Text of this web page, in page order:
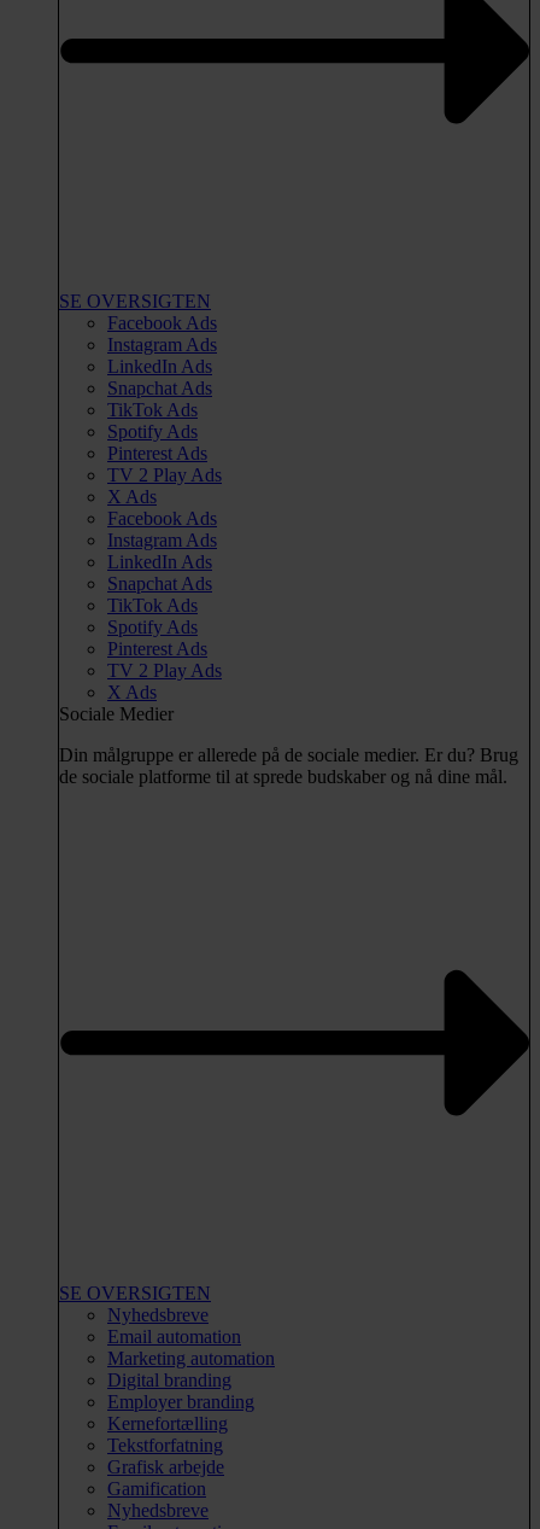
SE OVERSIGTEN
Facebook Ads
Instagram Ads
LinkedIn Ads
Snapchat Ads
TikTok Ads
Spotify Ads
Pinterest Ads
TV 2 Play Ads
X Ads
Facebook Ads
Instagram Ads
LinkedIn Ads
Snapchat Ads
TikTok Ads
Spotify Ads
Pinterest Ads
TV 2 Play Ads
X Ads
Sociale Medier
Din målgruppe er allerede på de sociale medier. Er du? Brug
de sociale platforme til at sprede budskaber og nå dine mål.
SE OVERSIGTEN
Nyhedsbreve
Email automation
Marketing automation
Digital branding
Employer branding
Kernefortælling
Tekstforfatning
Grafisk arbejde
Gamification
Nyhedsbreve